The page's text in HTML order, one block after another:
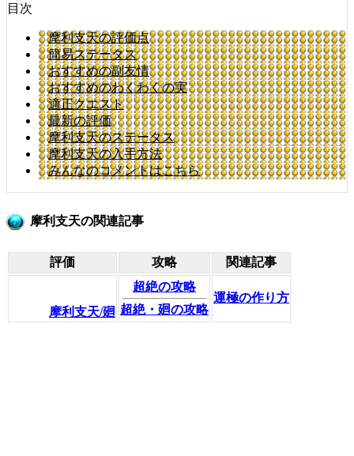
目次
摩利支天の評価点
簡易ステータス
おすすめの副友情
おすすめのわくわくの実
適正クエスト
最新の評価
摩利支天のステータス
摩利支天の入手方法
みんなのコメントはこちら
摩利支天の関連記事
評価 攻略 関連記事
摩利支天/廻
超絶の攻略
超絶・廻の攻略
運極の作り方